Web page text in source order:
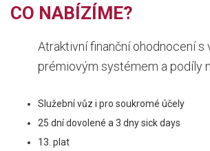
CO NABÍZÍME?
Atraktivní finanční ohodnocení
prémiovým systémem a podíly
Služební vůz i pro soukromé účely
25 dní dovolené a 3 dny sick days
13. plat